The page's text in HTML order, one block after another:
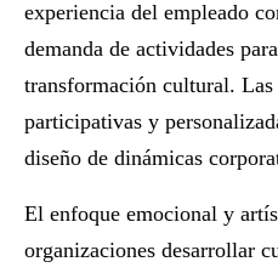
experiencia del empleado
demanda de actividades
transformación cultural. Las
participativas y
diseño de dinámicas
El enfoque emocional y
organizaciones desarrollar